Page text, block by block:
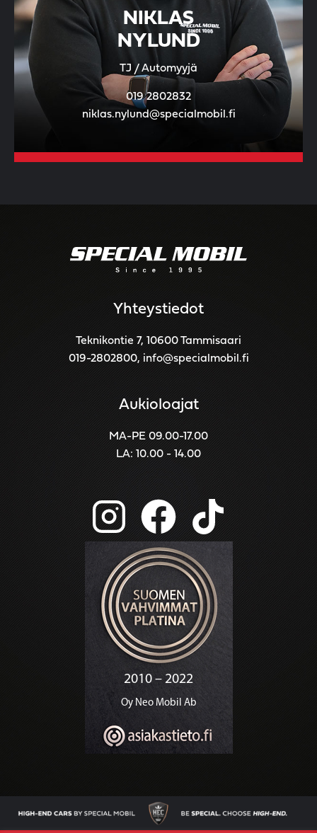
NIKLAS
NYLUND
TJ / Automyyjä
019 2802832
niklas.nylund@specialmobil.fi
Yhteystiedot
Teknikontie 7, 10600 Tammisaari
019-2802800, info@specialmobil.fi
Aukioloajat
MA-PE 09.00-17.00
LA: 10.00 - 14.00